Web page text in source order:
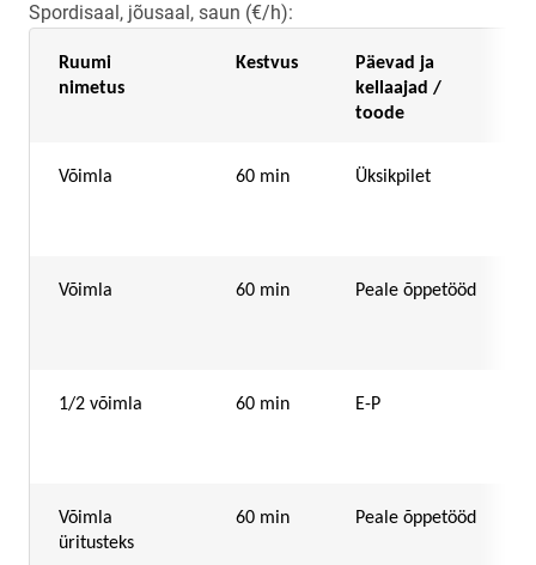
Spordisaal, jõusaal, saun (€/h):
Ruumi
nimetus
Kestvus
Päevad ja
kellaajad /
toode
Võimla 60 min Üksikpilet
Võimla 60 min Peale õppetööd
1/2 võimla 60 min E-P
Võimla
üritusteks
60 min Peale õppetööd